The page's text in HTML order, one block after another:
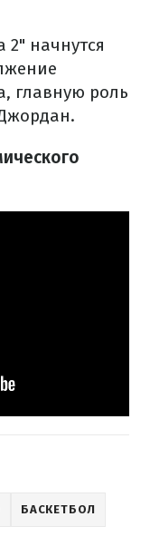
2" начнутся
главную роль
БАСКЕТБОЛ